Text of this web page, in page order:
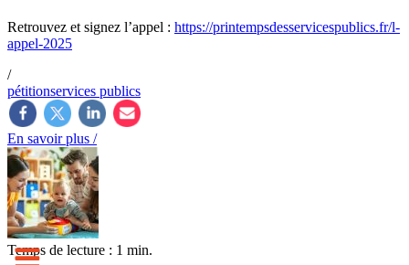
Retrouvez et signez l’appel : https://printempsdesservicespublics.fr/l-
appel-2025
/
pétitionservices publics
En savoir plus /
Temps de lecture : 1 min.